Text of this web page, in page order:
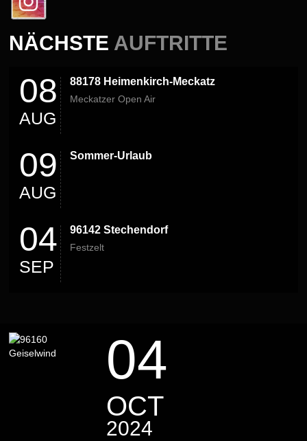
NÄCHSTE AUFTRITTE
08
AUG
88178 Heimenkirch-Meckatz
Meckatzer Open Air
09
AUG
Sommer-Urlaub
04
SEP
96142 Stechendorf
Festzelt
04
OCT
2024